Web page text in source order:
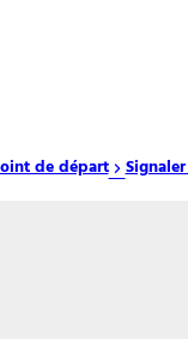
de départ